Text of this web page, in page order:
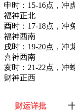
申时：15-16点，冲
福神正北
酉时：17-18点，冲
福神西南
戌时：19-20点，冲
喜神西南
亥时：21-22点，冲
财神正西
财运详批